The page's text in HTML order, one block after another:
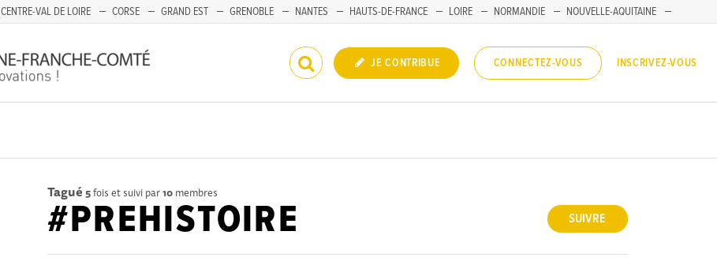
CENTRE-VAL DE LOIRE CORSE GRAND EST GRENOBLE NANTES HAUTS-DE-FRANCE LOIRE NORMANDIE
NOUVELLE-AQUITAINE
JE CONTRIBUE CONNECTEZ-VOUS INSCRIVEZ-VOUS
Tagué 5fois et suivi par10 membres
SUIVRE
#PREHISTOIRE